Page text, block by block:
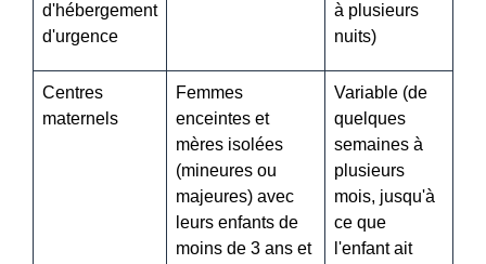
d'hébergement
d'urgence
à plusieurs
nuits)
Centres
maternels
Femmes
enceintes et
mères isolées
(mineures ou
majeures) avec
leurs enfants de
moins de 3 ans et
Variable (de
quelques
semaines à
plusieurs
mois, jusqu'à
ce que
l'enfant ait